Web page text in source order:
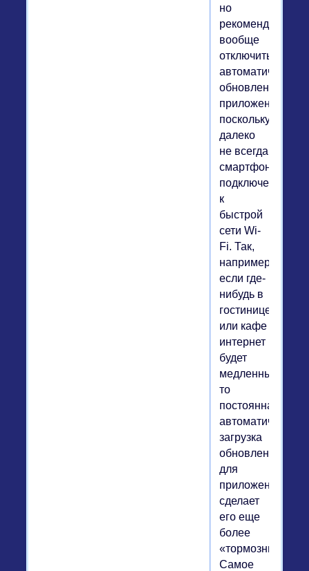
но
рекомендуется
вообще
отключить
автоматическое
обновление
приложений,
поскольку
далеко
не всегда
смартфон
подключен
к
быстрой
сети Wi-
Fi. Так,
например,
если где-
нибудь в
гостинице
или кафе
интернет
будет
медленным,
то
постоянная
автоматическая
загрузка
обновлений
для
приложений
сделает
его еще
более
«тормозным».
Самое